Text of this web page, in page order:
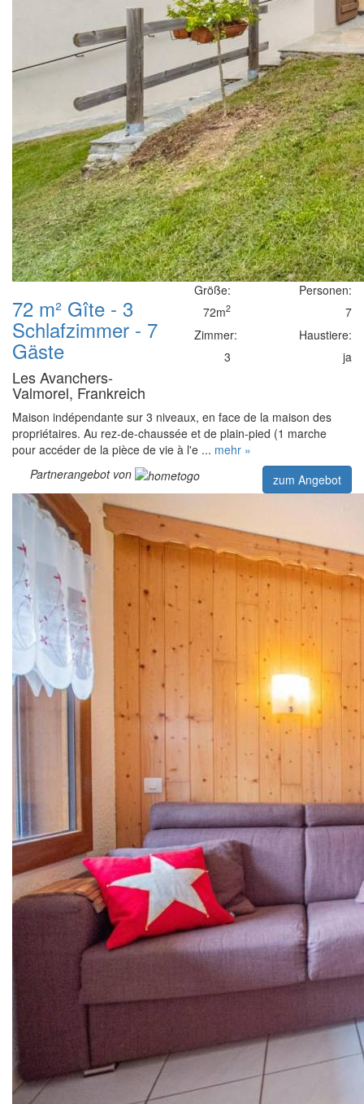
72 m² Gîte - 3
Schlafzimmer - 7
Gäste
Les Avanchers-
Valmorel, Frankreich
Größe:
72m2
Zimmer:
3
Personen:
7
Haustiere:
ja
Maison indépendante sur 3 niveaux, en face de la maison des
propriétaires. Au rez-de-chaussée et de plain-pied (1 marche
pour accéder de la pièce de vie à l'e ... mehr »
Partnerangebot von
zum Angebot